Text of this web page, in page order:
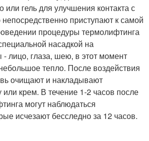
или гель для улучшения контакта с
непосредственно приступают к самой
процедуры термолифтинга
насадкой на
лицо, глаза, шею, в этот момент
тепло. После воздействия
очищают и накладывают
или крем. В течение 1-2 часов после
могут наблюдаться
исчезают бесследно за 12 часов.